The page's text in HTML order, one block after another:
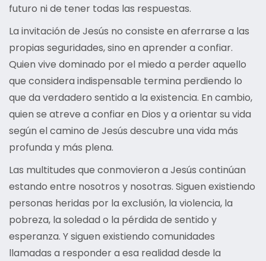
futuro ni de tener todas las respuestas.
La invitación de Jesús no consiste en aferrarse a las
propias seguridades, sino en aprender a confiar.
Quien vive dominado por el miedo a perder aquello
que considera indispensable termina perdiendo lo
que da verdadero sentido a la existencia. En cambio,
quien se atreve a confiar en Dios y a orientar su vida
según el camino de Jesús descubre una vida más
profunda y más plena.
Las multitudes que conmovieron a Jesús continúan
estando entre nosotros y nosotras. Siguen existiendo
personas heridas por la exclusión, la violencia, la
pobreza, la soledad o la pérdida de sentido y
esperanza. Y siguen existiendo comunidades
llamadas a responder a esa realidad desde la